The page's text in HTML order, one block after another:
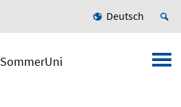
Deutsch
SommerUni